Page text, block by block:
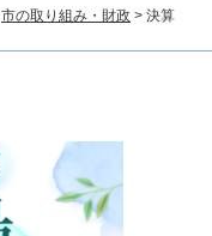
市の取り組み・財政 > 決算